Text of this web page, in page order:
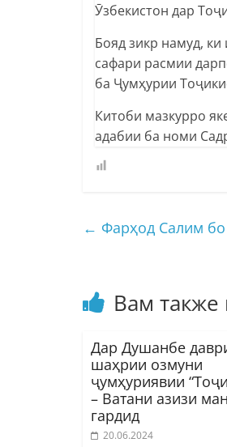
Ӯзбекистон дар
Бояд зикр намуд,
сафари расмии
ба Ҷумҳурии
Китоби мазкурро
адабии ба номи
← Фарҳод Салим
Вам также
Дар Душанбе
шаҳрии озмуни
ҷумҳуриявии
– Ватани азизи
гардид
20.06.2024